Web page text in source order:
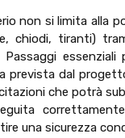
non si limita alla
chiodi, tiranti)
Passaggi essenziali
prevista dal
che potrà
una sicurezza